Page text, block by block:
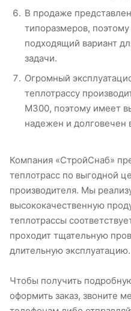
В продаже
типоразмеров,
подходящий вариант
задачи.
Огромный
теплотрассу
М300, поэтому имеет
надежен и долговечен
Компания «СтройСнаб»
теплотрасс по выгодной
производителя. Мы
высококачественную
теплотрассы
проходит тщательную
длительную эксплуатацию.
Чтобы получить
оформить заказ, звоните